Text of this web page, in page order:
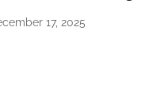
17, 2025